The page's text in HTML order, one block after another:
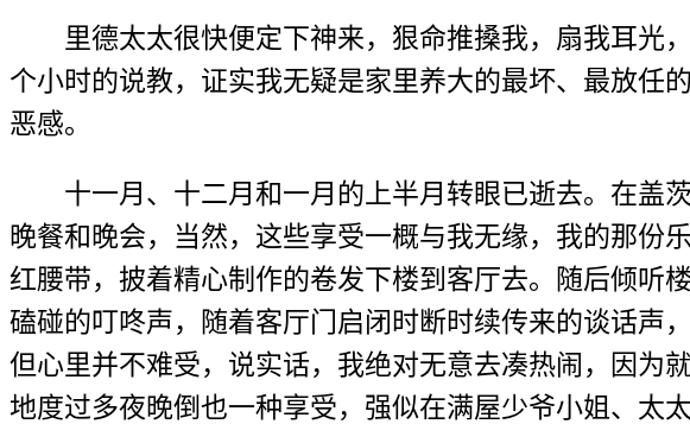
里德太太很快便定下神来，狠命推搡我，扇我耳光
个小时的说教，证实我无疑是家里养大的最坏、最放任
恶感。
十一月、十二月和一月的上半月转眼已逝去。在盖
晚餐和晚会，当然，这些享受一概与我无缘，我的那份
红腰带，披着精心制作的卷发下楼到客厅去。随后倾听
磕碰的叮咚声，随着客厅门启闭时断时续传来的谈话声
但心里并不难受，说实话，我绝对无意去凑热闹，因为
地度过多夜晚倒也一种享受，强似在满屋少爷小姐、太